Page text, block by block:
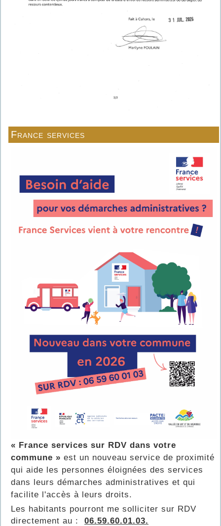
France services
« France services sur RDV dans votre
commune » est un nouveau service de proximité
qui aide les personnes éloignées des services
dans leurs démarches administratives et qui
facilite l'accès à leurs droits.
Les habitants pourront me solliciter sur RDV
directement au : 06.59.60.01.03.